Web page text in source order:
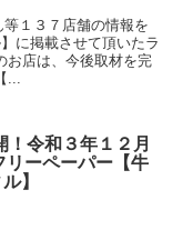
１３７店舗の情報を
に掲載させて頂いたラ
お店は、今後取材を完
...
！令和３年１２月
リーペーパー【牛
】